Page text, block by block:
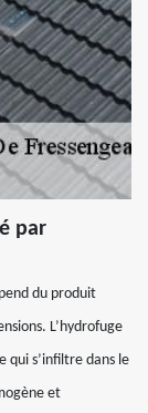
par
du produit
L’hydrofuge
s’infiltre dans le
et